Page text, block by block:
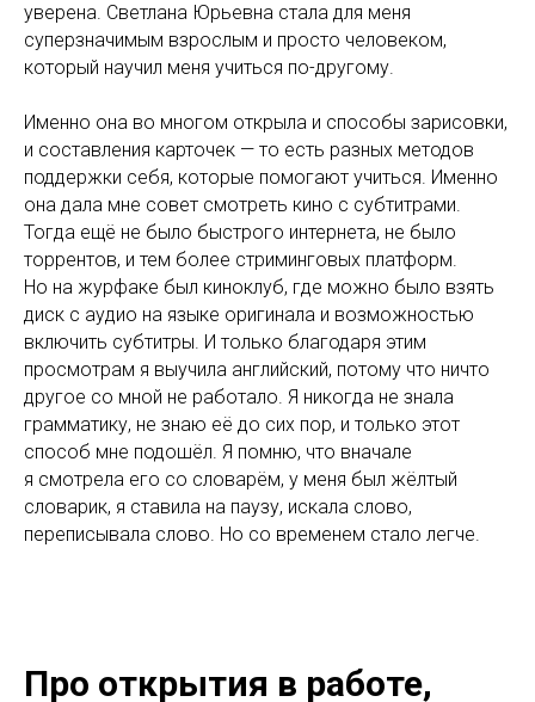
уверена. Светлана Юрьевна стала для меня
суперзначимым взрослым и просто человеком,
который научил меня учиться по-другому.
Именно она во многом открыла и способы зарисовки,
и составления карточек — то есть разных методов
поддержки себя, которые помогают учиться. Именно
она дала мне совет смотреть кино с субтитрами.
Тогда ещё не было быстрого интернета, не было
торрентов, и тем более стриминговых платформ.
Но на журфаке был киноклуб, где можно было взять
диск с аудио на языке оригинала и возможностью
включить субтитры. И только благодаря этим
просмотрам я выучила английский, потому что ничто
другое со мной не работало. Я никогда не знала
грамматику, не знаю её до сих пор, и только этот
способ мне подошёл. Я помню, что вначале
я смотрела его со словарём, у меня был жёлтый
словарик, я ставила на паузу, искала слово,
переписывала слово. Но со временем стало легче.
Про открытия в работе,